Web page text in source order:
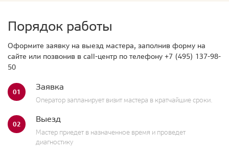
Порядок работы
Оформите заявку на выезд мастера, заполнив форму на
сайте или позвонив в call-центр по телефону +7 (495) 137-98-
50
01 Заявка
Оператор запланирует визит мастера в кратчайшие сроки.
02 Выезд
Мастер приедет в назначенное время и проведет
диагностику